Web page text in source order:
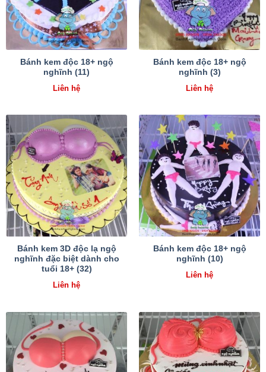
Bánh kem độc 18+ ngộ
nghĩnh (11)
Liên hệ
Bánh kem độc 18+ ngộ
nghĩnh (3)
Liên hệ
Bánh kem 3D độc lạ ngộ
nghĩnh đặc biệt dành cho
tuổi 18+ (32)
Liên hệ
Bánh kem độc 18+ ngộ
nghĩnh (10)
Liên hệ